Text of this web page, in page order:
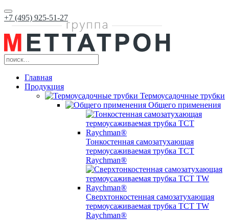
+7 (495) 925-51-27
Главная
Продукция
Термоусадочные трубки
Общего применения
Тонкостенная самозатухающая
термоусаживаемая трубка ТCT
Raychman®
Сверхтонкостенная самозатухающая
термоусаживаемая трубка ТCT TW
Raychman®